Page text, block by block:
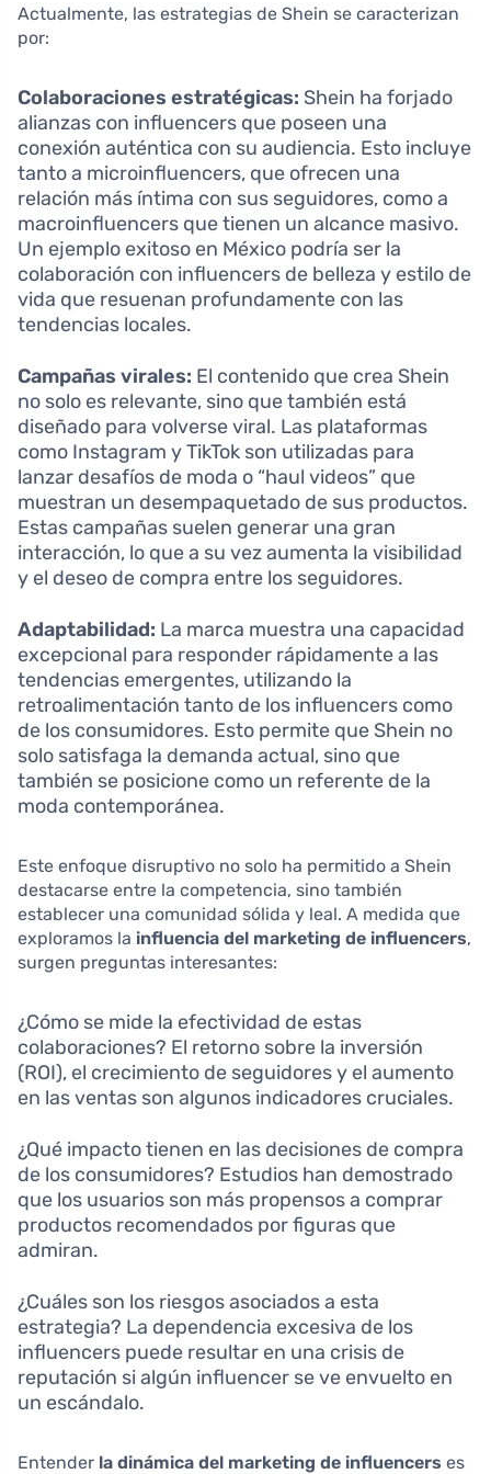
Actualmente, las estrategias de Shein se caracterizan
por:
Colaboraciones estratégicas: Shein ha forjado
alianzas con influencers que poseen una
conexión auténtica con su audiencia. Esto incluye
tanto a microinfluencers, que ofrecen una
relación más íntima con sus seguidores, como a
macroinfluencers que tienen un alcance masivo.
Un ejemplo exitoso en México podría ser la
colaboración con influencers de belleza y estilo de
vida que resuenan profundamente con las
tendencias locales.
Campañas virales: El contenido que crea Shein
no solo es relevante, sino que también está
diseñado para volverse viral. Las plataformas
como Instagram y TikTok son utilizadas para
lanzar desafíos de moda o “haul videos” que
muestran un desempaquetado de sus productos.
Estas campañas suelen generar una gran
interacción, lo que a su vez aumenta la visibilidad
y el deseo de compra entre los seguidores.
Adaptabilidad: La marca muestra una capacidad
excepcional para responder rápidamente a las
tendencias emergentes, utilizando la
retroalimentación tanto de los influencers como
de los consumidores. Esto permite que Shein no
solo satisfaga la demanda actual, sino que
también se posicione como un referente de la
moda contemporánea.
Este enfoque disruptivo no solo ha permitido a Shein
destacarse entre la competencia, sino también
establecer una comunidad sólida y leal. A medida que
exploramos la influencia del marketing de influencers,
surgen preguntas interesantes:
¿Cómo se mide la efectividad de estas
colaboraciones? El retorno sobre la inversión
(ROI), el crecimiento de seguidores y el aumento
en las ventas son algunos indicadores cruciales.
¿Qué impacto tienen en las decisiones de compra
de los consumidores? Estudios han demostrado
que los usuarios son más propensos a comprar
productos recomendados por figuras que
admiran.
¿Cuáles son los riesgos asociados a esta
estrategia? La dependencia excesiva de los
influencers puede resultar en una crisis de
reputación si algún influencer se ve envuelto en
un escándalo.
Entender la dinámica del marketing de influencers es